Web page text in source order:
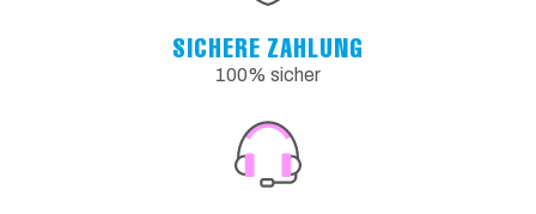
SICHERE ZAHLUNG
100% sicher